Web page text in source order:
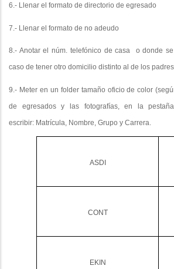
6.- Llenar el formato de directorio de egresado
7.- Llenar el formato de no adeudo
8.- Anotar el núm. telefónico de casa
o donde
caso de tener otro domicilio distinto al de los
9.- Meter en un folder tamaño oficio de color
de egresados y las fotografías, en la
escribir: Matrícula, Nombre, Grupo y Carrera.
ASDI
CONT
EKIN